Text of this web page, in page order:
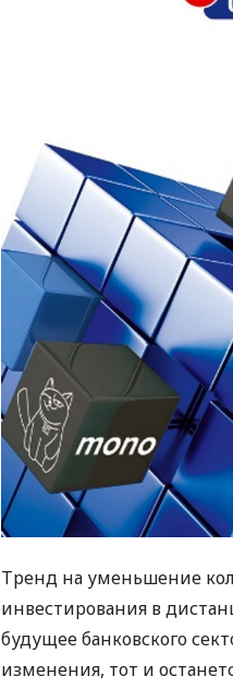
Тренд на уменьшение
инвестирования в
будущее банковского
изменения, тот и